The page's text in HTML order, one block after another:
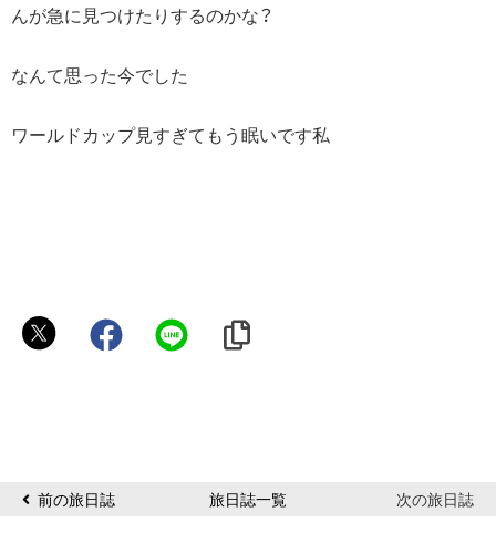
んが急に見つけたりするのかな？
なんて思った今でした
ワールドカップ見すぎてもう眠いです私
ス
前の旅日誌 旅日誌一覧 次の旅日誌